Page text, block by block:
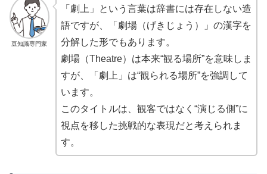
豆知識専門家
「劇上」という言葉は辞書には存在しない造
語ですが、「劇場（げきじょう）」の漢字を
分解した形でもあります。
劇場（Theatre）は本来“観る場所”を意味しま
すが、「劇上」は“観られる場所”を強調して
います。
このタイトルは、観客ではなく“演じる側”に
視点を移した挑戦的な表現だと考えられま
す。